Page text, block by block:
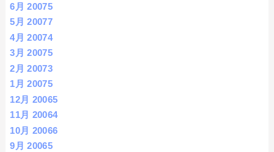
6月 20075
5月 20077
4月 20074
3月 20075
2月 20073
1月 20075
12月 20065
11月 20064
10月 20066
9月 20065